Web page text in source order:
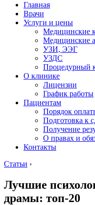
Главная
Врачи
Услуги и цены
Медицинские
Медицинские
УЗИ, ЭЭГ
УЗДС
Процедурный
О клинике
Лицензии
График работы
Пациентам
Порядок
Подготовка к
Получение
О правах и
Контакты
Статьи ›
Лучшие
драмы: топ-20